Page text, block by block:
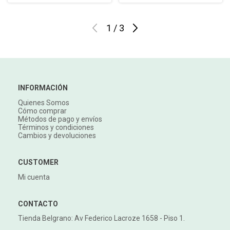
1 / 3
INFORMACIÓN
Quienes Somos
Cómo comprar
Métodos de pago y envíos
Términos y condiciones
Cambios y devoluciones
CUSTOMER
Mi cuenta
CONTACTO
Tienda Belgrano: Av Federico Lacroze 1658 - Piso 1.